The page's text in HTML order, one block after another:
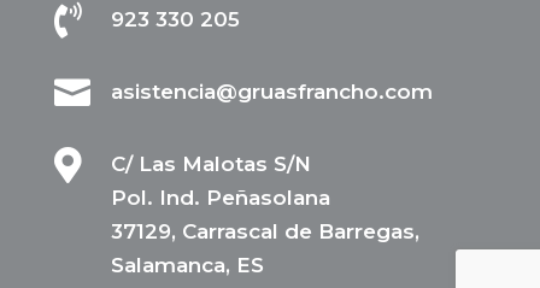
 923 330 205
 asistencia@gruasfrancho.com

C/ Las Malotas S/N
Pol. Ind. Peñasolana
37129, Carrascal de Barregas,
Salamanca, ES